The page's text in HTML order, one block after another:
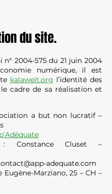
du site.
2004-575 du 21 juin 2004
numérique, il est
kalaweit.org l’identité des
cadre de sa réalisation et
a but non lucratif –
Cluset –
adequate.com
Eugène-Marziano, 25 – CH –